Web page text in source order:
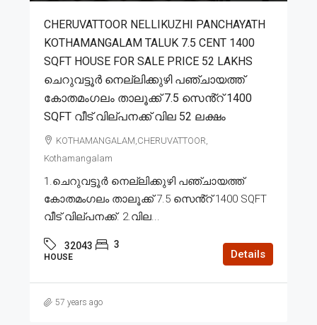
CHERUVATTOOR NELLIKUZHI PANCHAYATH
KOTHAMANGALAM TALUK 7.5 CENT 1400
SQFT HOUSE FOR SALE PRICE 52 LAKHS
ചെറുവട്ടൂർ നെല്ലിക്കുഴി പഞ്ചായത്ത്
കോതമംഗലം താലൂക്ക് 7.5 സെൻ്റ് 1400
SQFT വീട് വില്പനക്ക് വില 52 ലക്ഷം
KOTHAMANGALAM,CHERUVATTOOR,
Kothamangalam
1.ചെറുവട്ടൂർ നെല്ലിക്കുഴി പഞ്ചായത്ത്
കോതമംഗലം താലൂക്ക് 7.5 സെൻ്റ് 1400 SQFT
വീട് വില്പനക്ക്. 2.വില...
32043 3
HOUSE Details
57 years ago